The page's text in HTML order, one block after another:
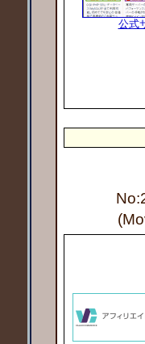
公式